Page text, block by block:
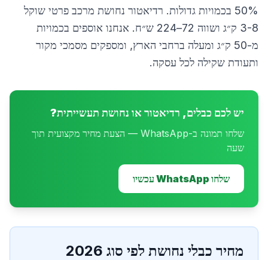
50% בכמויות גדולות. רדיאטור נחושת מרכב פרטי שוקל
3-8 ק״ג ושווה 72–224 ש״ח. אנחנו אוספים בכמויות
מ-50 ק״ג ומעלה ברחבי הארץ, ומספקים מסמכי מקור
ותעודת שקילה לכל עסקה.
יש לכם כבלים, רדיאטור או נחושת תעשייתית?
שלחו תמונה ב-WhatsApp — הצעת מחיר מקצועית תוך
שעה
שלחו WhatsApp עכשיו
מחיר כבלי נחושת לפי סוג 2026